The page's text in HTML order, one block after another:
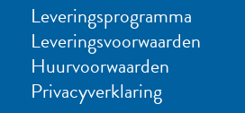
Leveringsprogramma
Leveringsvoorwaarden
Huurvoorwaarden
Privacyverklaring